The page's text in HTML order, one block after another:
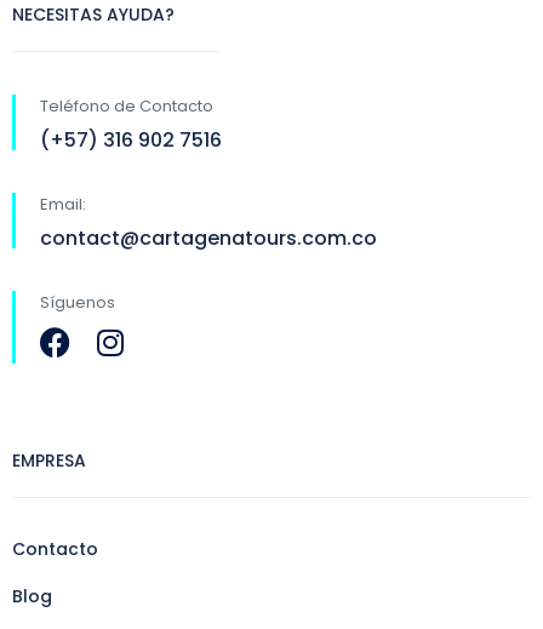
NECESITAS AYUDA?
Teléfono de Contacto
(+57) 316 902 7516
Email:
contact@cartagenatours.com.co
Síguenos
EMPRESA
Contacto
Blog